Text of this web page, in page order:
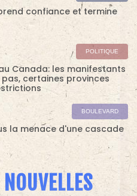
ministre haïtien à la
SPORT
Monaco qualifié pour les
Amiens 2-0